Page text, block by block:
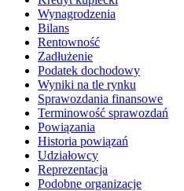
Wynagrodzenia
Bilans
Rentowność
Zadłużenie
Podatek dochodowy
Wyniki na tle rynku
Sprawozdania finansowe
Terminowość sprawozdań
Powiązania
Historia powiązań
Udziałowcy
Reprezentacja
Podobne organizacje